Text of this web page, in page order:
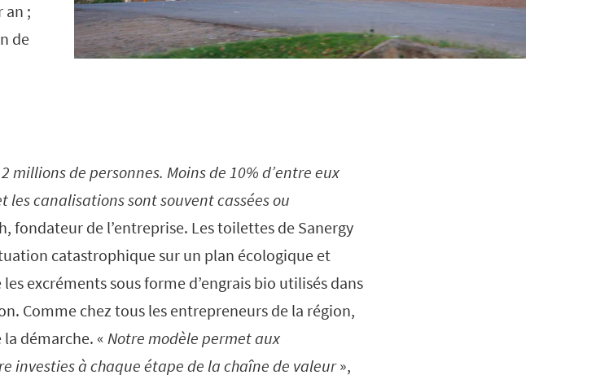
an ;
de
de personnes. Moins de 10% d’entre eux
les canalisations sont souvent cassées ou
fondateur de l’entreprise. Les toilettes de Sanergy
catastrophique sur un plan écologique et
excréments sous forme d’engrais bio utilisés dans
Comme chez tous les entrepreneurs de la région,
démarche. «Notre modèle permet aux
investies à chaque étape de la chaîne de valeur»,